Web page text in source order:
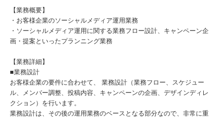
【業務概要】
・お客様企業のソーシャルメディア運用業務
・ソーシャルメディア運用に関する業務フロー設計、キャンペーン企
画・提案といったプランニング業務
【業務詳細】
■業務設計
お客様企業の要件に合わせて、 業務設計（業務フロー、スケジュー
ル、メンバー調整、投稿内容、キャンペーンの企画、デザインディレ
クション）を行います。
業務設計は、その後の運用業務のベースとなる部分なので、非常に重